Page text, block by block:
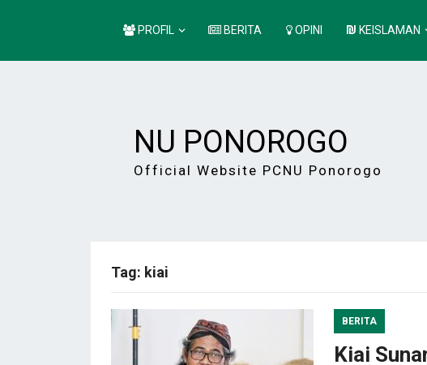
PROFIL BERITA OPINI KEISLAMAN
NU PONOROGO
Official Website PCNU Ponorogo
Tag: kiai
BERITA
Kiai